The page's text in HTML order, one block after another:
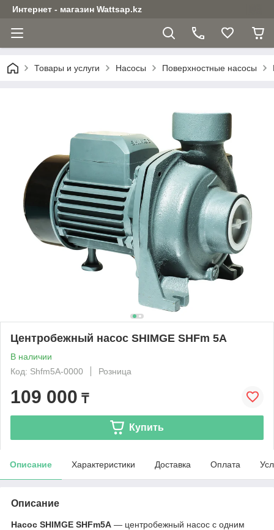
Интернет - магазин Wattsap.kz
Товары и услуги Насосы Поверхностные насосы
Центробежный насос SHIMGE SHFm 5A
В наличии
Код: Shfm5A-0000
Розница
109 000 ₸
Купить
Описание Характеристики Доставка Оплата
Описание
Насос SHIMGE SHFm5A ― центробежный насос с одним